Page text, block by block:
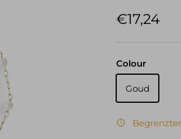
Normaler
€17,24
Colour
Goud